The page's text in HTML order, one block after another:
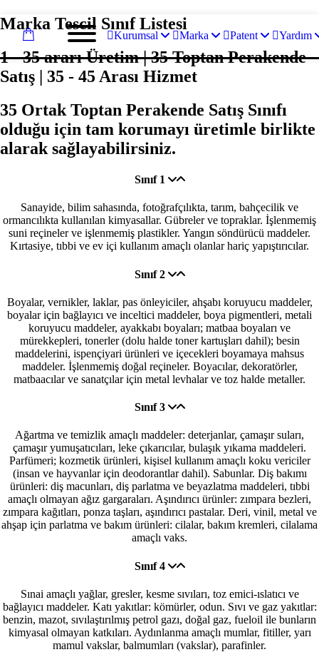
Kurumsal Marka Patent Yardım
Marka Tescil Sınıf Listesi
1 - 35 ararı Üretim | 35 Toptan Perakende
Satış | 35 - 45 Arası Hizmet
35 Ortak Toptan Perakende Satış Sınıfı
olduğu için tam korumayı üretimle birlikte
alarak sağlayabilirsiniz.
Sınıf 1
Sanayide, bilim sahasında, fotoğrafçılıkta, tarım, bahçecilik ve
ormancılıkta kullanılan kimyasallar. Gübreler ve topraklar. İşlenmemiş
suni reçineler ve işlenmemiş plastikler. Yangın söndürücü maddeler.
Kırtasiye, tıbbi ve ev içi kullanım amaçlı olanlar hariç yapıştırıcılar.
Sınıf 2
Boyalar, vernikler, laklar, pas önleyiciler, ahşabı koruyucu maddeler,
boyalar için bağlayıcı ve inceltici maddeler, boya pigmentleri, metali
koruyucu maddeler, ayakkabı boyaları; matbaa boyaları ve
mürekkepleri, tonerler (dolu halde toner kartuşları dahil); besin
maddelerini, ispençiyari ürünleri ve içecekleri boyamaya mahsus
maddeler. İşlenmemiş doğal reçineler. Boyacılar, dekoratörler,
matbaacılar ve sanatçılar için metal levhalar ve toz halde metaller.
Sınıf 3
Ağartma ve temizlik amaçlı maddeler: deterjanlar, çamaşır suları,
çamaşır yumuşatıcıları, leke çıkarıcılar, bulaşık yıkama maddeleri.
Parfümeri; kozmetik ürünleri, kişisel kullanım amaçlı koku vericiler
(insan ve hayvanlar için deodorantlar dahil). Sabunlar. Diş bakımı
ürünleri: diş macunları, diş parlatma ve beyazlatma maddeleri, tıbbi
amaçlı olmayan ağız gargaraları. Aşındırıcı ürünler: zımpara bezleri,
zımpara kağıtları, ponza taşları, aşındırıcı pastalar. Deri, vinil, metal ve
ahşap için parlatma ve bakım ürünleri: cilalar, bakım kremleri, cilalama
amaçlı vaks.
Sınıf 4
Sınai amaçlı yağlar, gresler, kesme sıvıları, toz emici-ıslatıcı ve
bağlayıcı maddeler. Katı yakıtlar: kömürler, odun. Sıvı ve gaz yakıtlar:
benzin, mazot, sıvılaştırılmış petrol gazı, doğal gaz, fueloil ile bunların
kimyasal olmayan katkıları. Aydınlanma amaçlı mumlar, fitiller, yarı
mamul vakslar, balmumları (vakslar), parafinler.